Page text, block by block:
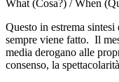
What (Cosa?) / When
Questo in estrema
sempre viene fatto. Il
media derogano alle
consenso, la